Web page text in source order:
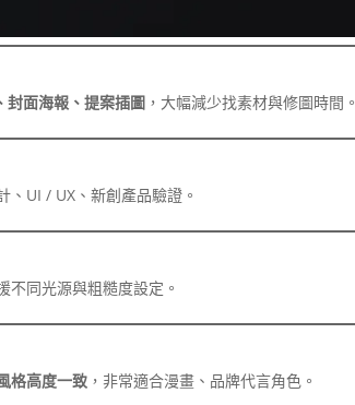
封面海報、提案插圖 ，大幅減少找素材與修圖時間。
、UI / UX、新創產品驗證。
不同光源與粗糙度設定。
格高度一致 ，非常適合漫畫、品牌代言角色。